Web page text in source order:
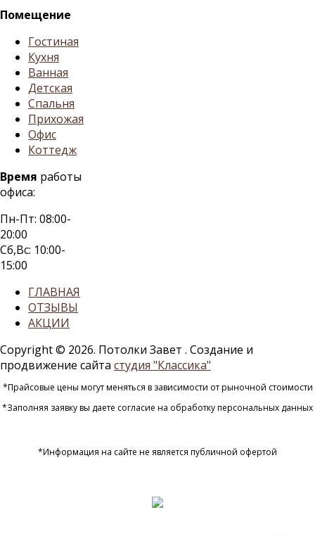
Помещение
Гостиная
Кухня
Ванная
Детская
Спальня
Прихожая
Офис
Коттедж
Время работы
офиса:
Пн-Пт: 08:00-
20:00
Сб,Вс: 10:00-
15:00
ГЛАВНАЯ
ОТЗЫВЫ
АКЦИИ
Copyright © 2026. Потолки Завет . Создание и
продвижение сайта студия "Классика"
*Прайсовые цены могут меняться в зависимости от рыночной стоимости
*Заполняя заявку вы даете согласие на обработку персональных данных
*Информация на сайте не является публичной офертой